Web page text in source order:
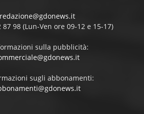
redazione@gdonews.it
87 98 (Lun-Ven ore 09-12 e 15-17)
sulla pubblicità:
sugli abbonamenti: